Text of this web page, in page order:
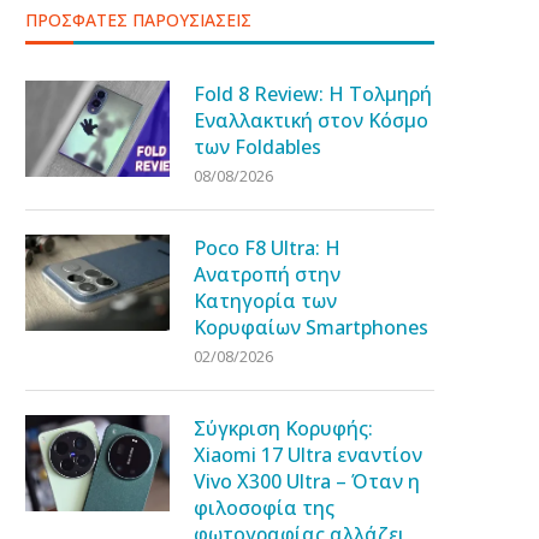
ΠΡΟΣΦΑΤΕΣ ΠΑΡΟΥΣΙΑΣΕΙΣ
Fold 8 Review: Η Τολμηρή
Εναλλακτική στον Κόσμο
των Foldables
08/08/2026
Poco F8 Ultra: Η
Ανατροπή στην
Κατηγορία των
Κορυφαίων Smartphones
02/08/2026
Σύγκριση Κορυφής:
Xiaomi 17 Ultra εναντίον
Vivo X300 Ultra – Όταν η
φιλοσοφία της